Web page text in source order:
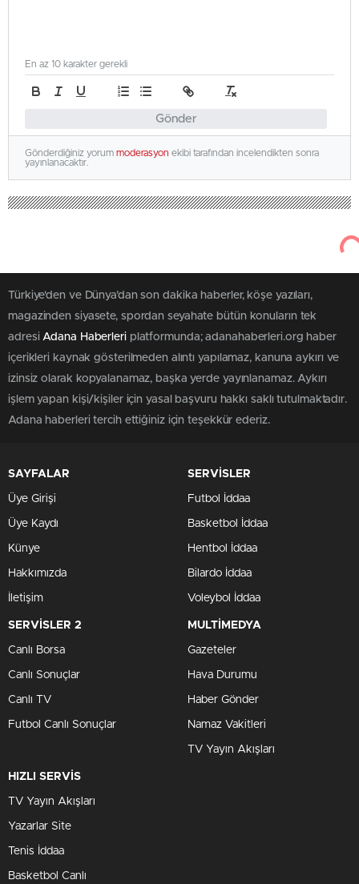
Gönder
En az 10 karakter gerekli
Gönderdiğiniz yorum moderasyon ekibi tarafından incelendikten sonra
yayınlanacaktır.
Türkiye'den ve Dünya’dan son dakika haberler, köşe yazıları,
magazinden siyasete, spordan seyahate bütün konuların tek
adresiAdana Haberleriplatformunda; adanahaberleri.org haber
içerikleri kaynak gösterilmeden alıntı yapılamaz, kanuna aykırı ve
izinsiz olarak kopyalanamaz, başka yerde yayınlanamaz. Aykırı
işlem yapan kişi/kişiler için yasal başvuru hakkı saklı tutulmaktadır.
Adana haberleri tercih ettiğiniz için teşekkür ederiz.
SAYFALAR
Üye Girişi
Üye Kaydı
Künye
Hakkımızda
İletişim
SERVİSLER
Futbol İddaa
Basketbol İddaa
Hentbol İddaa
Bilardo İddaa
Voleybol İddaa
SERVİSLER 2
Canlı Borsa
Canlı Sonuçlar
Canlı TV
Futbol Canlı Sonuçlar
MULTİMEDYA
Gazeteler
Hava Durumu
Haber Gönder
Namaz Vakitleri
TV Yayın Akışları
HIZLI SERVİS
TV Yayın Akışları
Yazarlar Site
Tenis İddaa
Basketbol Canlı